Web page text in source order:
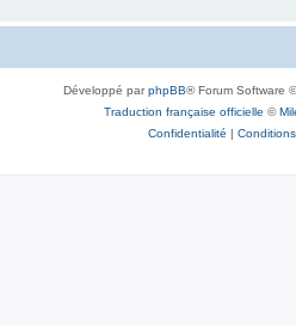
Développé parphpBB® Forum Software
Traduction française officielle ©
Confidentialité | Conditions